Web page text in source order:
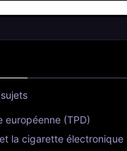
européenne (TPD)
la cigarette électronique